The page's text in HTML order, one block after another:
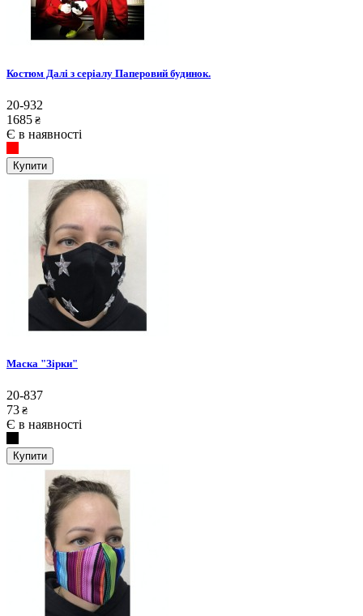
Костюм Далі з серіалу Паперовий будинок.
20-932
1685 ₴
Є в наявності
Купити
Маска "Зірки"
20-837
73 ₴
Є в наявності
Купити